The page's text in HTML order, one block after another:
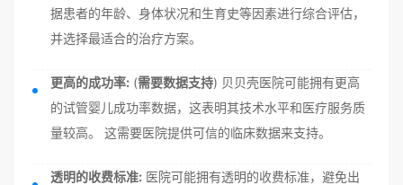
据患者的年龄、身体状况和生育史等因素进行综合评估，
并选择最适合的治疗方案。
更高的成功率: (需要数据支持) 贝贝壳医院可能拥有更高
的试管婴儿成功率数据，这表明其技术水平和医疗服务质
量较高。 这需要医院提供可信的临床数据来支持。
透明的收费标准: 医院可能拥有透明的收费标准，避免出